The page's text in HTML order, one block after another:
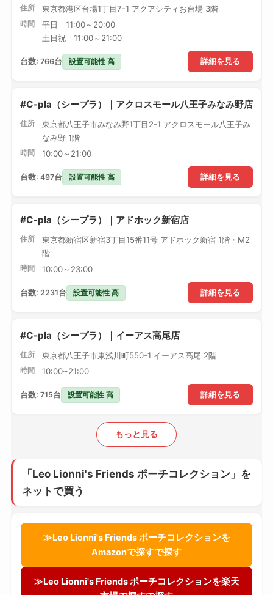
住所 東京都港区台場1丁目7-1 アクアシティお台場 3階
時間
平日 11:00～20:00
土日祝 11:00～21:00
詳細を見る
台数: 766台 設置可能性 高
#C-pla（シープラ）｜アクロスモール八王子みなみ野店
住所
東京都八王子市みなみ野1丁目2-1 アクロスモール八王子み
なみ野 1階
時間 10:00～21:00
詳細を見る
台数: 497台 設置可能性 高
#C-pla（シープラ）｜アドホック新宿店
住所
東京都新宿区新宿3丁目15番11号 アドホック新宿 1階・M2
階
時間 10:00～23:00
詳細を見る
台数: 2231台 設置可能性 高
#C-pla（シープラ）｜イーアス高尾店
住所 東京都八王子市東浅川町550-1 イーアス高尾 2階
時間 10:00~21:00
詳細を見る
台数: 715台 設置可能性 高
もっと見る
「Leo Lionni's Friends ポーチコレクション」を
ネットで買う
≫Leo Lionni's Friends ポーチコレクションを
Amazonで探すで探す
≫Leo Lionni's Friends ポーチコレクションを楽天